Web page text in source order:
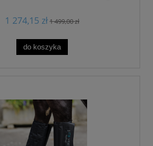
1 274,15 zł1 499,00 zł
do koszyka